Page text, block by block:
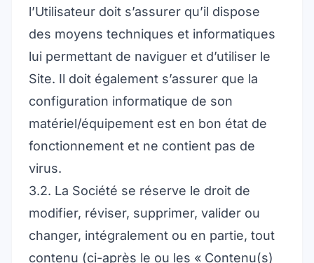
l’Utilisateur doit s’assurer qu’il dispose
des moyens techniques et informatiques
lui permettant de naviguer et d’utiliser le
Site. Il doit également s’assurer que la
configuration informatique de son
matériel/équipement est en bon état de
fonctionnement et ne contient pas de
virus.
3.2. La Société se réserve le droit de
modifier, réviser, supprimer, valider ou
changer, intégralement ou en partie, tout
contenu (ci-après le ou les « Contenu(s)